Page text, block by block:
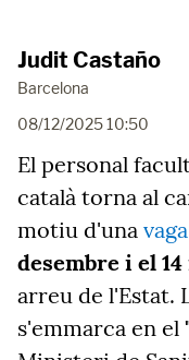
Judit Castaño
Barcelona
08/12/2025 10:50
El personal
català torna al
motiu d'una vaga
desembre i el
arreu de l'Estat.
s'emmarca en el